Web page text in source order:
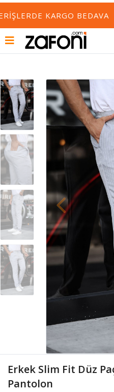
KARGO BEDAVA
Erkek Slim Fit Düz
Pantolon